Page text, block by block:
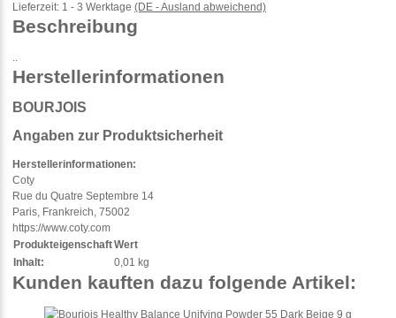
Lieferzeit: 1 - 3 Werktage (DE - Ausland abweichend)
Beschreibung
..
Herstellerinformationen
BOURJOIS
Angaben zur Produktsicherheit
Herstellerinformationen:
Coty
Rue du Quatre Septembre 14
Paris, Frankreich, 75002
https://www.coty.com
ProdukteigenschaftWert
Inhalt:
0,01 kg
Kunden kauften dazu folgende Artikel: